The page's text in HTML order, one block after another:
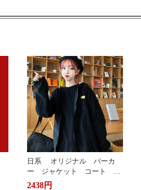
日系 オリジナル パーカ
ー ジャケット コート 暖
か ふわもこ ボアフリー
2438円